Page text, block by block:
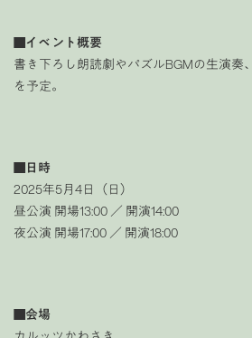
■イベント概要
書き下ろし朗読劇やパズルBGMの生演奏
を予定。
■日時
2025年5月4日（日）
昼公演 開場13:00 ／ 開演14:00
夜公演 開場17:00 ／ 開演18:00
■会場